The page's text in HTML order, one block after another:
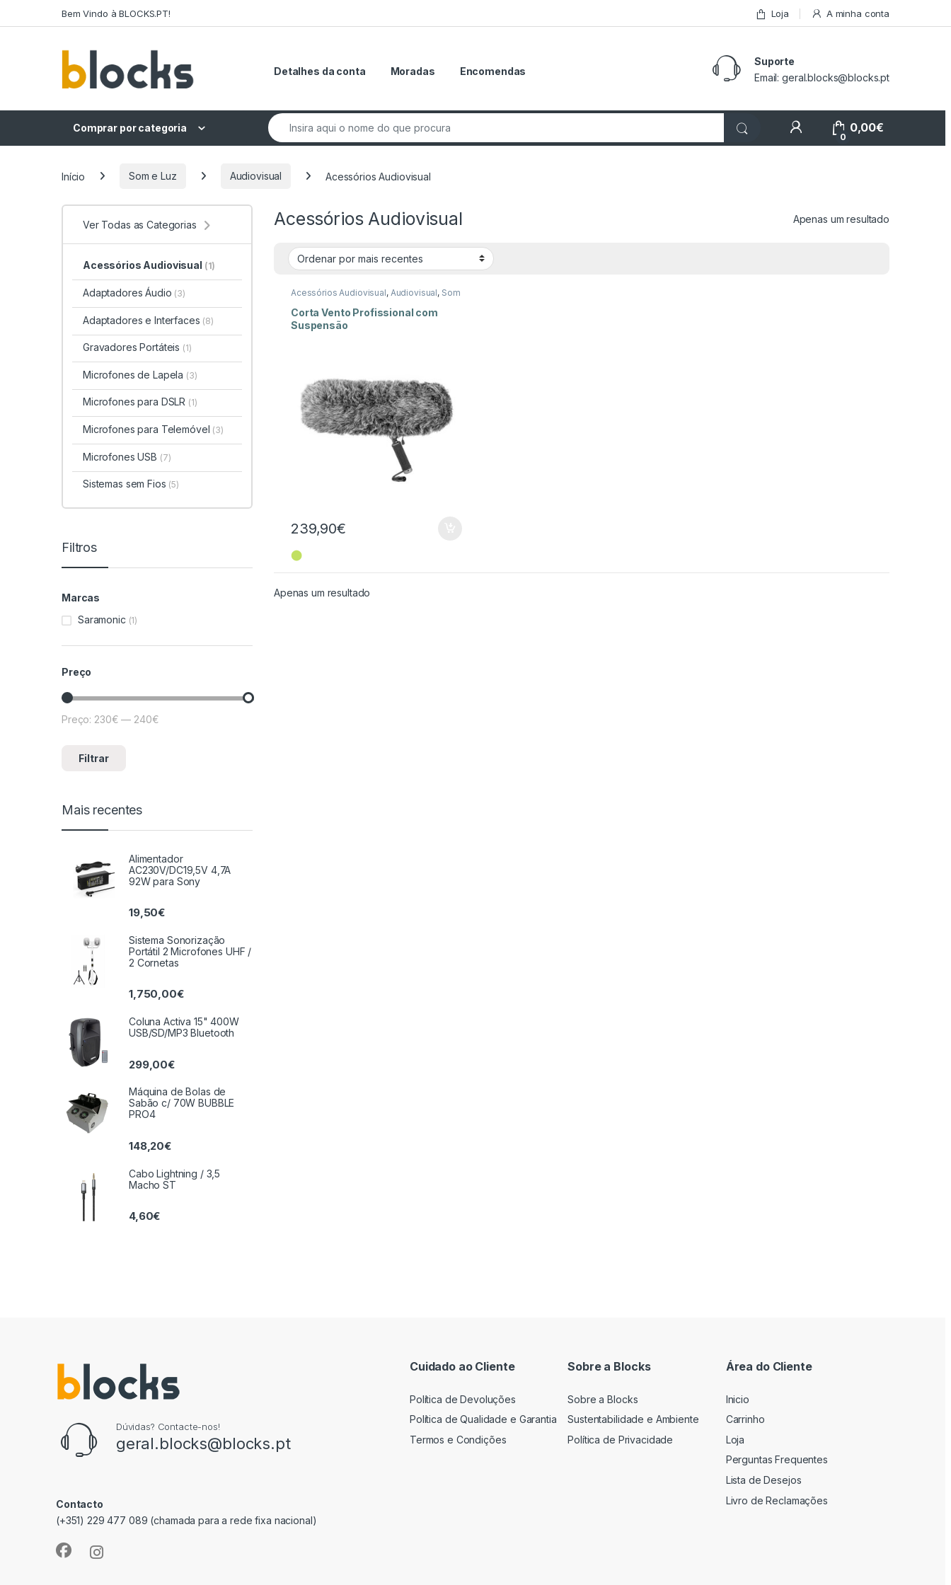
Bem Vindo à BLOCKS.PT! Loja A minha conta
Detalhes da conta Moradas Encomendas
Suporte
Email: geral.blocks@blocks.pt
Comprar por categoria
Search for:
My Account
0
0,00€
Início Som e Luz Audiovisual Acessórios Audiovisual
Acessórios Audiovisual Apenas um resultado
Acessórios Audiovisual, Audiovisual, Som
Corta Vento Profissional com
Suspensão
239,90€
⬤
Apenas um resultado
Ver Todas as Categorias
Acessórios Audiovisual (1)
Adaptadores Áudio (3)
Adaptadores e Interfaces (8)
Gravadores Portáteis (1)
Microfones de Lapela (3)
Microfones para DSLR (1)
Microfones para Telemóvel (3)
Microfones USB (7)
Sistemas sem Fios (5)
Filtros
Marcas
Saramonic (1)
Preço
Preço mínimo
Preço máximo
Filtrar
Preço: 230€ — 240€
Mais recentes
Alimentador
AC230V/DC19,5V 4,7A
92W para Sony
19,50€
Sistema Sonorização
Portátil 2 Microfones UHF /
2 Cornetas
1,750,00€
Coluna Activa 15" 400W
USB/SD/MP3 Bluetooth
299,00€
Máquina de Bolas de
Sabão c/ 70W BUBBLE
PRO4
148,20€
Cabo Lightning / 3,5
Macho ST
4,60€
Dúvidas? Contacte-nos!
geral.blocks@blocks.pt
Contacto
(+351) 229 477 089 (chamada para a rede fixa nacional)
Cuidado ao Cliente
Política de Devoluções
Política de Qualidade e Garantia
Termos e Condições
Sobre a Blocks
Sobre a Blocks
Sustentabilidade e Ambiente
Política de Privacidade
Área do Cliente
Inicio
Carrinho
Loja
Perguntas Frequentes
Lista de Desejos
Livro de Reclamações